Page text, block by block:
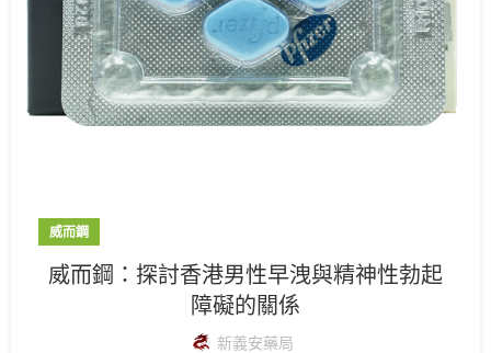
威而鋼
威而鋼：探討香港男性早洩與精神性勃起
障礙的關係
新義安藥局